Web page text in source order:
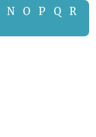
N O P Q
R